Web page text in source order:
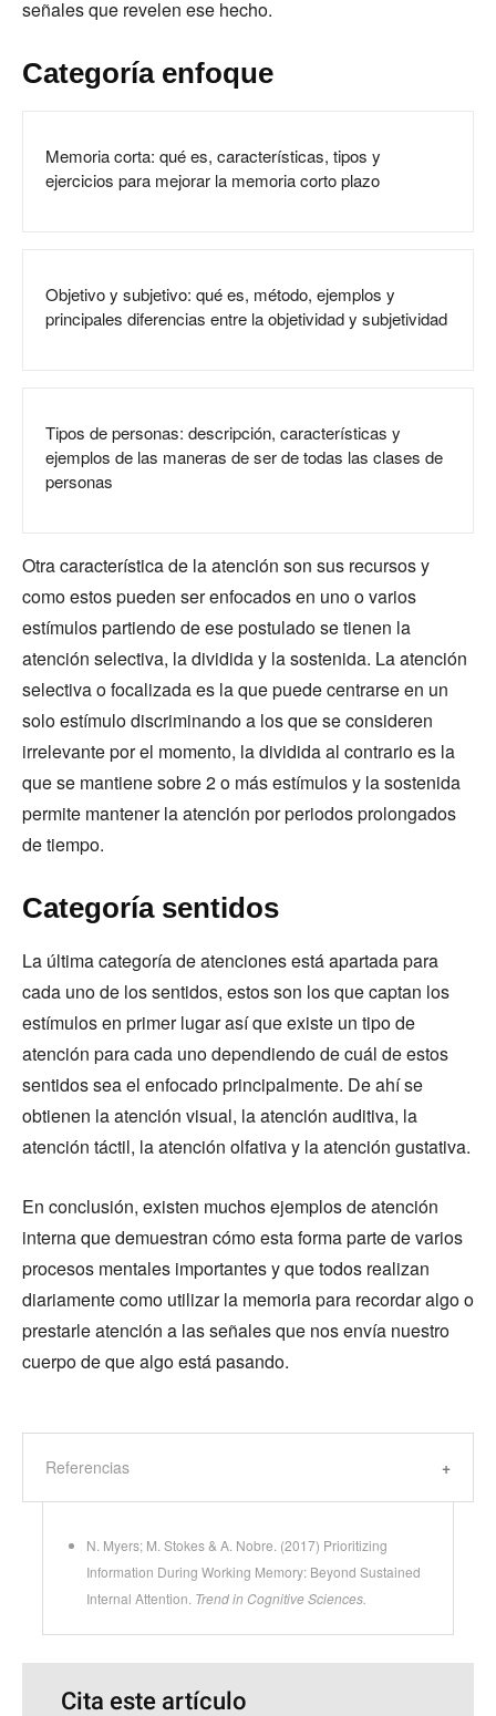
señales que revelen ese hecho.
Categoría enfoque
Memoria corta: qué es, características, tipos y
ejercicios para mejorar la memoria corto plazo
Objetivo y subjetivo: qué es, método, ejemplos y
principales diferencias entre la objetividad y subjetividad
Tipos de personas: descripción, características y
ejemplos de las maneras de ser de todas las clases de
personas
Otra característica de la atención son sus recursos y
como estos pueden ser enfocados en uno o varios
estímulos partiendo de ese postulado se tienen la
atención selectiva, la dividida y la sostenida. La atención
selectiva o focalizada es la que puede centrarse en un
solo estímulo discriminando a los que se consideren
irrelevante por el momento, la dividida al contrario es la
que se mantiene sobre 2 o más estímulos y la sostenida
permite mantener la atención por periodos prolongados
de tiempo.
Categoría sentidos
La última categoría de atenciones está apartada para
cada uno de los sentidos, estos son los que captan los
estímulos en primer lugar así que existe un tipo de
atención para cada uno dependiendo de cuál de estos
sentidos sea el enfocado principalmente. De ahí se
obtienen la atención visual, la atención auditiva, la
atención táctil, la atención olfativa y la atención gustativa.
En conclusión, existen muchos ejemplos de atención
interna que demuestran cómo esta forma parte de varios
procesos mentales importantes y que todos realizan
diariamente como utilizar la memoria para recordar algo o
prestarle atención a las señales que nos envía nuestro
cuerpo de que algo está pasando.
Referencias
N. Myers; M. Stokes & A. Nobre. (2017) Prioritizing
Information During Working Memory: Beyond Sustained
Internal Attention. Trend in Cognitive Sciences.
Cita este artículo